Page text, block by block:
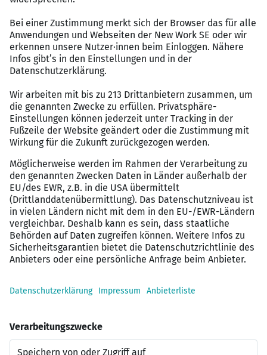
und teamorientierten Mitarbeiter, die ihr Fachwissen
durch regelmäßige Weiterbildungsmaßnahmen stetig
ausbauen.
variable Arbeitszeitmodelle
gute Entlohnung
6 Wochen Urlaub
Urlaubs- und Weihnachtsgeld
steuerfreie Sonn- und Feiertagszuschläge
Mitarbeiterrabatt
sorgfältige Einarbeitung und regelmäßige
Feedbackgespräche
Schulungen und Weiterbildungen
Aufstiegsmöglichkeiten
freundliche und serviceorientierte
Kundenberatung